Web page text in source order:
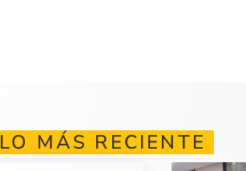
LO MÁS RECIENTE